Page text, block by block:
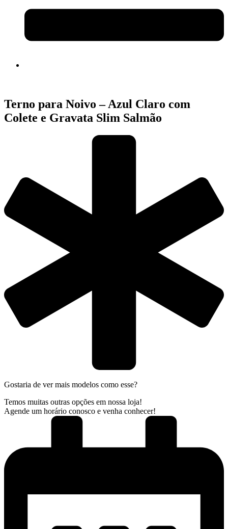
Terno para Noivo – Azul Claro com
Colete e Gravata Slim Salmão
Gostaria de ver mais modelos como esse?
Temos muitas outras opções em nossa loja!
Agende um horário conosco e venha conhecer!